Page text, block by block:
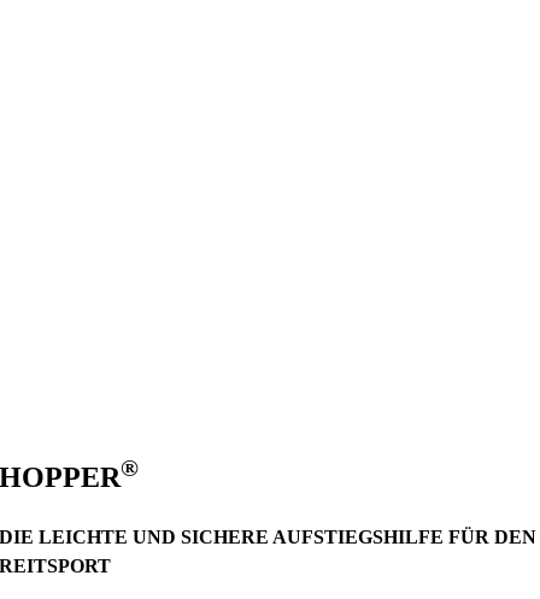
HOPPER®
DIE LEICHTE UND SICHERE AUFSTIEGSHILFE FÜR DEN
REITSPORT